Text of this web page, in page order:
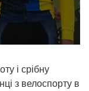
і срібну
з велоспорту в